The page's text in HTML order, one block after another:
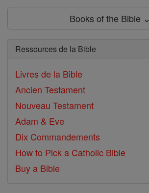
Books of the Bible ⌄
Ressources de la Bible
Livres de la Bible
Ancien Testament
Nouveau Testament
Adam & Eve
Dix Commandements
How to Pick a Catholic Bible
Buy a Bible